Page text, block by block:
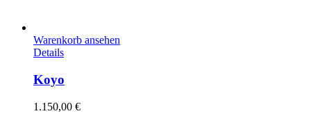
Warenkorb ansehen
Details
Koyo
1.150,00 €